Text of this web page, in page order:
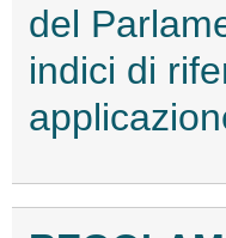
del
indici di